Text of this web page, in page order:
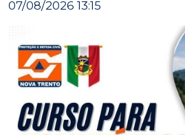
07/08/2026 13:15